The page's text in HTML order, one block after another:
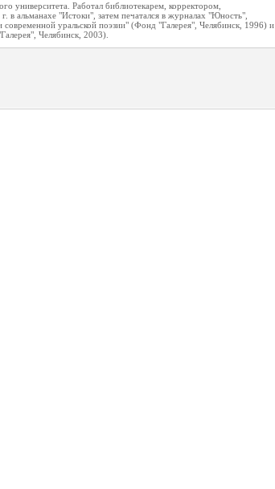
университета. Работал библиотекарем, корректором,
в альманахе "Истоки", затем печатался в журналах "Юность",
уральской поэзии" (Фонд "Галерея", Челябинск, 1996) и
Челябинск, 2003).